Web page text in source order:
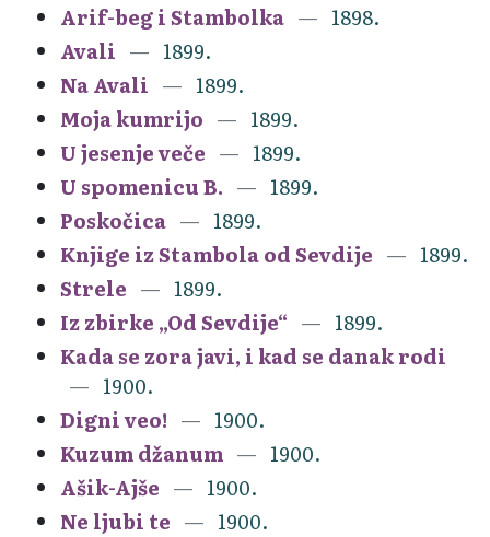
Arif-beg i Stambolka
1898.
Avali
1899.
Na Avali
1899.
Moja kumrijo
1899.
U jesenje veče
1899.
U spomenicu B.
1899.
Poskočica
1899.
Knjige iz Stambola od Sevdije
1899.
Strele
1899.
Iz zbirke „Od Sevdije“
1899.
Kada se zora javi, i kad se danak rodi
1900.
Digni veo!
1900.
Kuzum džanum
1900.
Ašik-Ajše
1900.
Ne ljubi te
1900.